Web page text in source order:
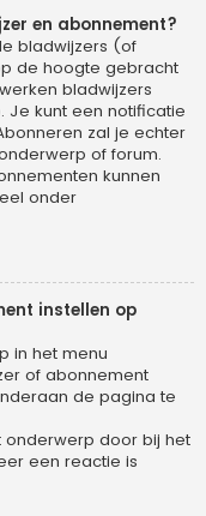
en abonnement?
bladwijzers (of
de hoogte gebracht
bladwijzers
kunt een notificatie
zal je echter
of forum.
kunnen
onder
instellen op
in het menu
of abonnement
de pagina te
onderwerp door bij het
een reactie is